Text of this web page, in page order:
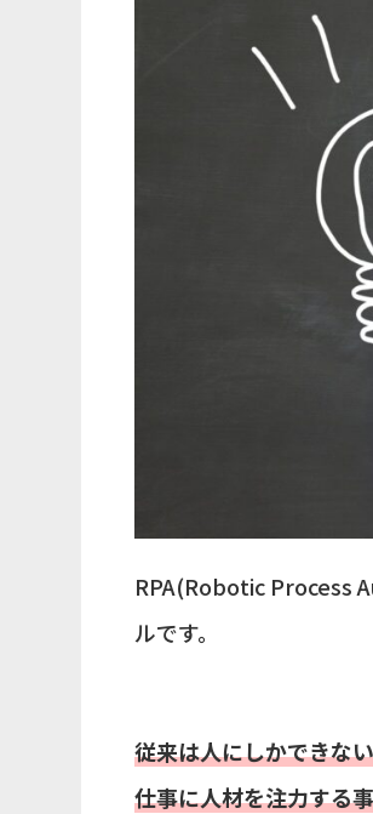
RPA(Robotic Process
ルです。
従来は人にしかできな
仕事に人材を注力する